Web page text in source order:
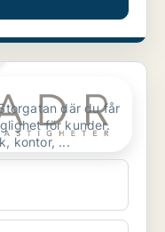
där du får
för kunder.
kontor, ...